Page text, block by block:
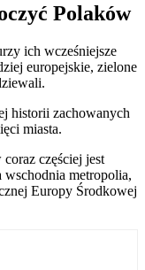
Polaków
ich wcześniejsze
europejskie, zielone
historii zachowanych
miasta.
częściej jest
wschodnia metropolia,
Europy Środkowej